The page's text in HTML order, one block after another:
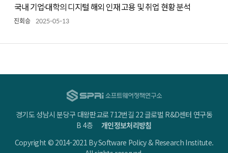
국내 기업·대학의 디지털 해외 인재 고용 및 취업 현황 분석
진회승 2025-05-13
경기도 성남시 분당구 대왕판교로 712번길 22 글로벌 R&D센터 연구동
B 4층개인정보처리방침
Copyright © 2014-2021 By Software Policy & Research Institute.